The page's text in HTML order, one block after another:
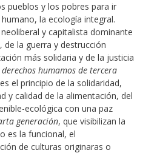
pueblos y los pobres para ir
la ecología integral.
y capitalista dominante
de la guerra y destrucción
más solidaria y de la justicia
derechos humamos de tercera
el principio de la solidaridad,
y calidad de la alimentación, del
ecológica con una paz
generación, que visibilizan la
es la funcional, el
de culturas originaras o